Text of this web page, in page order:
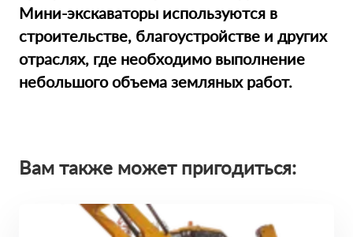
Мини-экскаваторы используются в
строительстве, благоустройстве и других
отраслях, где необходимо выполнение
небольшого объема земляных работ.
Вам также может пригодиться: